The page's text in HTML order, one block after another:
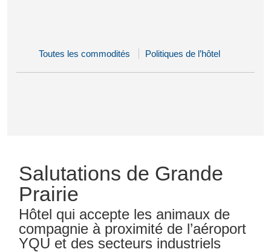
Toutes les commodités Politiques de l’hôtel
Salutations de Grande
Prairie
Hôtel qui accepte les animaux de
compagnie à proximité de l’aéroport
YQU et des secteurs industriels